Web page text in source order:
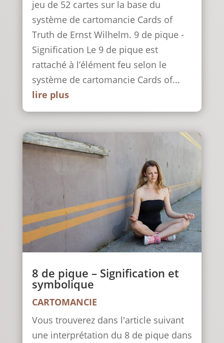
jeu de 52 cartes sur la base du
système de cartomancie Cards of
Truth de Ernst Wilhelm. 9 de pique -
Signification Le 9 de pique est
rattaché à l’élément feu selon le
système de cartomancie Cards of...
lire plus
8 de pique – Signification et
symbolique
CARTOMANCIE
Vous trouverez dans l'article suivant
une interprétation du 8 de pique dans